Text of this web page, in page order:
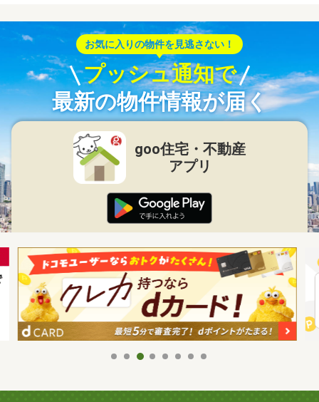
お気に入りの物件を見逃さない！
プッシュ通知で
最新の物件情報が届く
goo住宅・不動産
アプリ